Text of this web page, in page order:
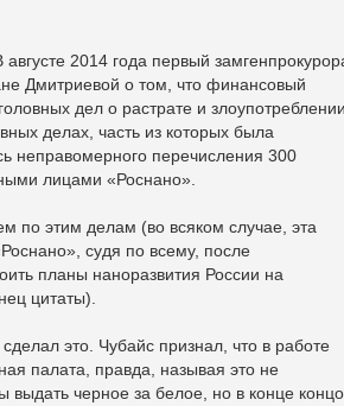
2014 года первый
Дмитриевой о том, что финансовый
дел о растрате и злоупотреблении
делах, часть из которых была
неправомерного перечисления 300
лицами «Роснано».
по этим делам (во всяком случае, эта
судя по всему, после
планы наноразвития России на
цитаты).
это. Чубайс признал, что в работе
палата, правда, называя это не
черное за белое, но в конце